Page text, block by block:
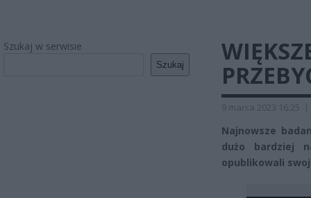
Szukaj w serwisie
Szukaj
9 marca 2023 16:25 |
Najnowsze
dużo bardziej
opublikowali